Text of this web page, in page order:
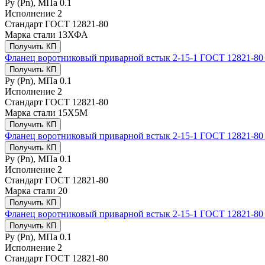
Ру (Рn), МПа 0.1
Исполнение 2
Стандарт ГОСТ 12821-80
Марка стали 13ХФА
Получить КП
Фланец воротниковый приварной встык 2-15-1 ГОСТ 12821-
Получить КП
Ру (Рn), МПа 0.1
Исполнение 2
Стандарт ГОСТ 12821-80
Марка стали 15Х5М
Получить КП
Фланец воротниковый приварной встык 2-15-1 ГОСТ 12821-80
Получить КП
Ру (Рn), МПа 0.1
Исполнение 2
Стандарт ГОСТ 12821-80
Марка стали 20
Получить КП
Фланец воротниковый приварной встык 2-15-1 ГОСТ 12821-
Получить КП
Ру (Рn), МПа 0.1
Исполнение 2
Стандарт ГОСТ 12821-80